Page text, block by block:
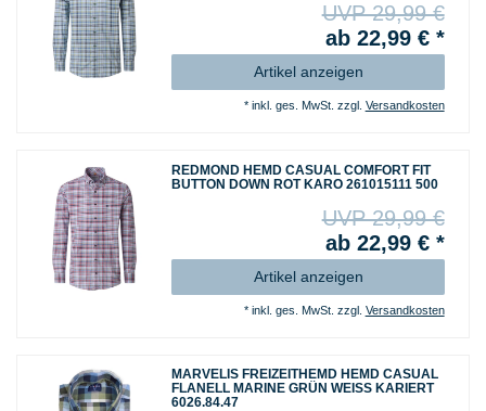
UVP 29,99 €
ab 22,99 € *
Artikel anzeigen
* inkl. ges. MwSt. zzgl. Versandkosten
REDMOND HEMD CASUAL COMFORT FIT
BUTTON DOWN ROT KARO 261015111 500
UVP 29,99 €
ab 22,99 € *
Artikel anzeigen
* inkl. ges. MwSt. zzgl. Versandkosten
MARVELIS FREIZEITHEMD HEMD CASUAL
FLANELL MARINE GRÜN WEISS KARIERT
6026.84.47